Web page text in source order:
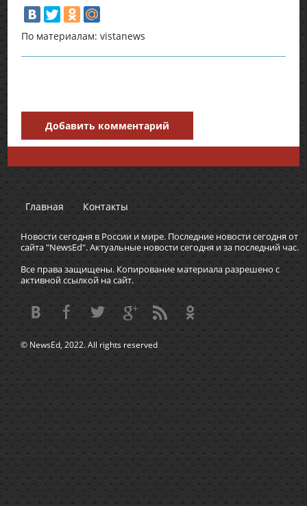
По материалам: vistanews
Добавить комментарий
Главная Контакты
Новости сегодня в России и мире. Последние новости сегодня от
сайта "NewsEd". Актуальные новости сегодня и за последний час.
Все права защищены. Копирование материала разрешено с
активной ссылкой на сайт.
© NewsEd, 2022. All rights reserved